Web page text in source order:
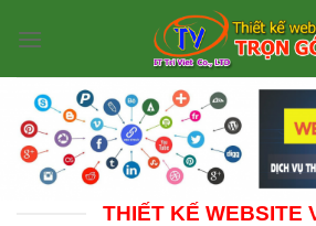
THIẾT KẾ WEBSITE